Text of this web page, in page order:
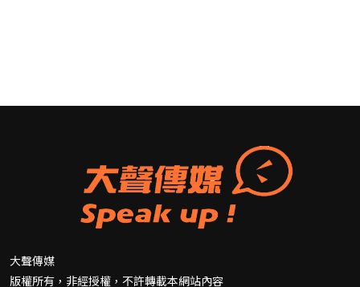
大聲傳媒
版權所有，非經授權，不許轉載本網站內容